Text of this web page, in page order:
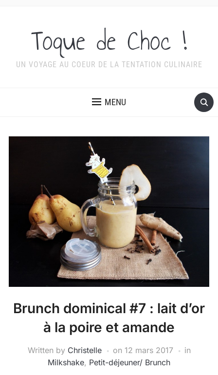
Toque de Choc !
UN VOYAGE AU COEUR DE LA TENTATION CULINAIRE
MENU
Brunch dominical #7 : lait d’or
à la poire et amande
Written by Christelle on 12 mars 2017
in
Milkshake, Petit-déjeuner/ Brunch